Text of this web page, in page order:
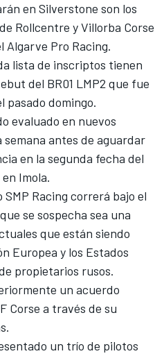
en Silverstone son los
Rollcentre y Villorba Corse
Algarve Pro Racing.
lista de inscriptos tienen
del BR01 LMP2 que fue
pasado domingo.
evaluado en nuevos
semana antes de aguardar
en la segunda fecha del
Imola.
Racing correrá bajo el
se sospecha sea una
que están siendo
Europea y los Estados
propietarios rusos.
un acuerdo
Corse a través de su
un trío de pilotos